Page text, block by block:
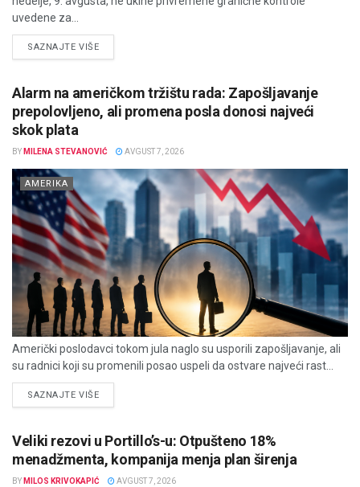
uvedene za...
SAZNAJTE VIŠEDETAILS
Alarm na američkom tržištu rada: Zapošljavanje
prepolovljeno, ali promena posla donosi najveći
skok plata
BY MILENA STEVANOVIĆ AVGUST 7, 2026
AMERIKA
Američki poslodavci tokom jula naglo su usporili zapošljavanje, ali
su radnici koji su promenili posao uspeli da ostvare najveći rast...
SAZNAJTE VIŠEDETAILS
Veliki rezovi u Portillo’s-u: Otpušteno 18%
menadžmenta, kompanija menja plan širenja
BY MILOS KRIVOKAPIĆ AVGUST 7, 2026